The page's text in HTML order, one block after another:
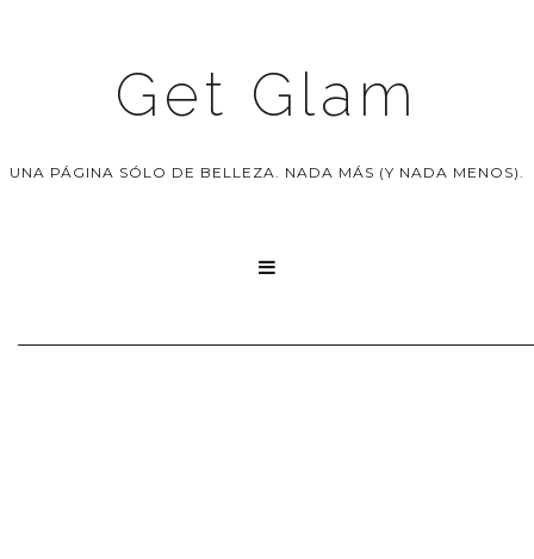
Get Glam
UNA PÁGINA SÓLO DE BELLEZA. NADA MÁS (Y NADA MENOS).
